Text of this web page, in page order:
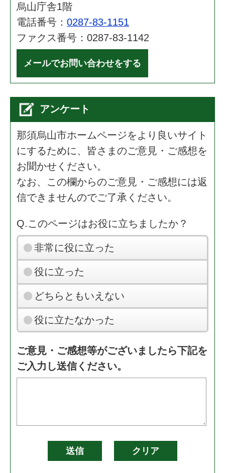
烏山庁舎1階
電話番号： 0287-83-1151
ファクス番号：0287-83-1142
メールでお問い合わせをする
アンケート
那須烏山市ホームページをより良いサイト
にするために、皆さまのご意見・ご感想を
お聞かせください。
なお、この欄からのご意見・ご感想には返
信できませんのでご了承ください。
Q.このページはお役に立ちましたか？
非常に役に立った
役に立った
どちらともいえない
役に立たなかった
ご意見・ご感想等がございましたら下記を
ご入力し送信ください。